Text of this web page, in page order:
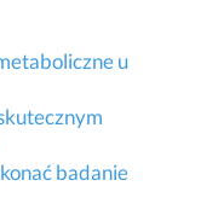
u
badanie